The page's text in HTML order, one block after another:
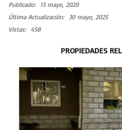
Publicado:
15 mayo, 2020
Última Actualización:
30 mayo, 2025
Vistas:
458
PROPIEDADES